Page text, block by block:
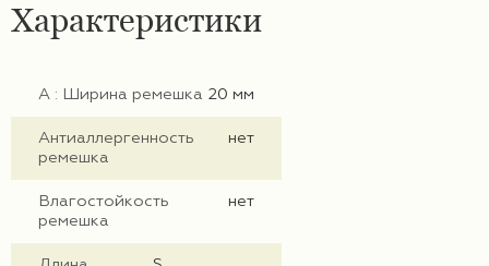
Характеристики
А : Ширина ремешка 20 мм
Антиаллергенность
ремешка
нет
Влагостойкость
ремешка
нет